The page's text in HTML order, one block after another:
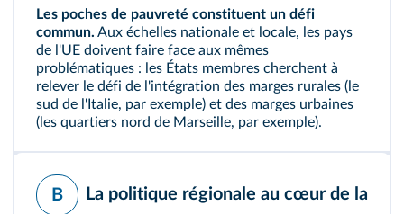
Les poches de pauvreté constituent un défi
commun. Aux échelles nationale et locale, les pays
de l'UE doivent faire face aux mêmes
problématiques : les États membres cherchent à
relever le défi de l'intégration des marges rurales (le
sud de l'Italie, par exemple) et des marges urbaines
(les quartiers nord de Marseille, par exemple).
B
La politique régionale au cœur de la